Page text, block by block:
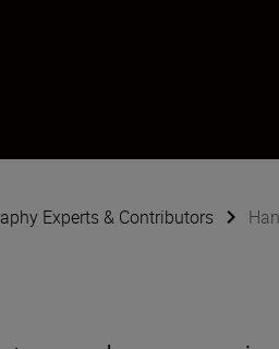
Experts & Contributors